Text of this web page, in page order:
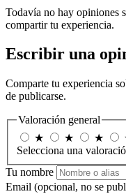
Todavía no hay opiniones
compartir tu experiencia.
Escribir una
Comparte tu experiencia
de publicarse.
Valoración general
★
★ ★
Selecciona una
Tu nombre
Email (opcional, no se